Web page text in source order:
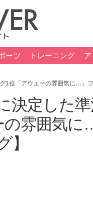
ーツ トレーニング
位「アウェーの雰囲気に…」フ
決定した
の雰囲気
】